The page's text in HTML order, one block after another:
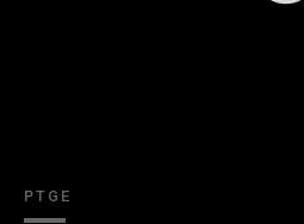
PTGE